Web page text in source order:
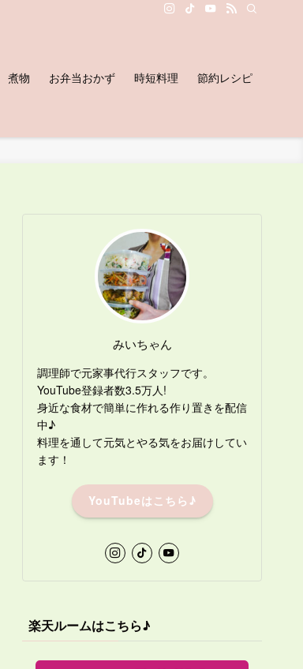
煮物 お弁当おかず 時短料理 節約レシピ
みいちゃん
調理師で元家事代行スタッフです。
YouTube登録者数3.5万人!
身近な食材で簡単に作れる作り置きを配信
中♪
料理を通して元気とやる気をお届けしてい
ます！
YouTubeはこちら♪
楽天ルームはこちら♪